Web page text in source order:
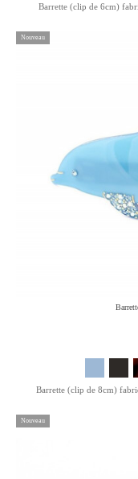
Barrette (clip de 6cm)
Nouveau
Barrette (clip de 8cm)
Nouveau